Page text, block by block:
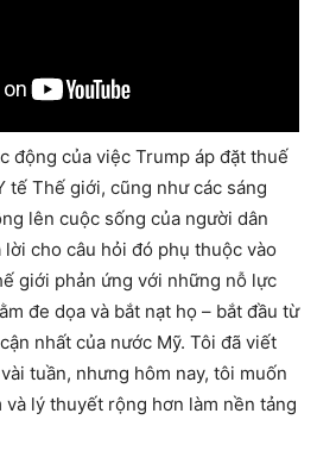
động của việc Trump áp đặt thuế
tế Thế giới, cũng như các sáng
lên cuộc sống của người dân
lời cho câu hỏi đó phụ thuộc vào
giới phản ứng với những nỗ lực
đe dọa và bắt nạt họ – bắt đầu từ
nhất của nước Mỹ. Tôi đã viết
tuần, nhưng hôm nay, tôi muốn
và lý thuyết rộng hơn làm nền tảng